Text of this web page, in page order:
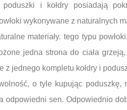
i kołdry posiadają
wykonywane z naturalnych
materiały. tego typu
jedna strona do ciała
jednego kompletu kołdry i
o tyle kupując
odpowiedni sen. Odpowiednio